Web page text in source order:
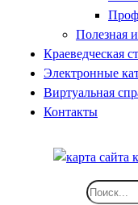
Полезная
Краеведческая
Электронные
Виртуальная
Контакты
Поиск